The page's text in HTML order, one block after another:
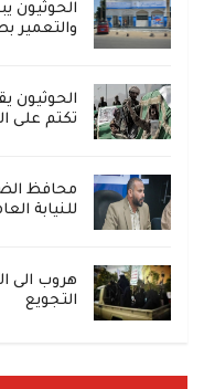
الحوثيون
والتعمير
تكتم على
للنيابة
هروب الى
التجويع